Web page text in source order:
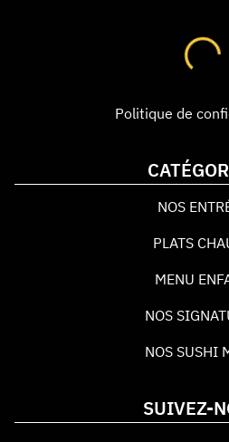
Politique de
NOS
PLATS
MENU
NOS
NOS SUSHI
SUIVEZ-